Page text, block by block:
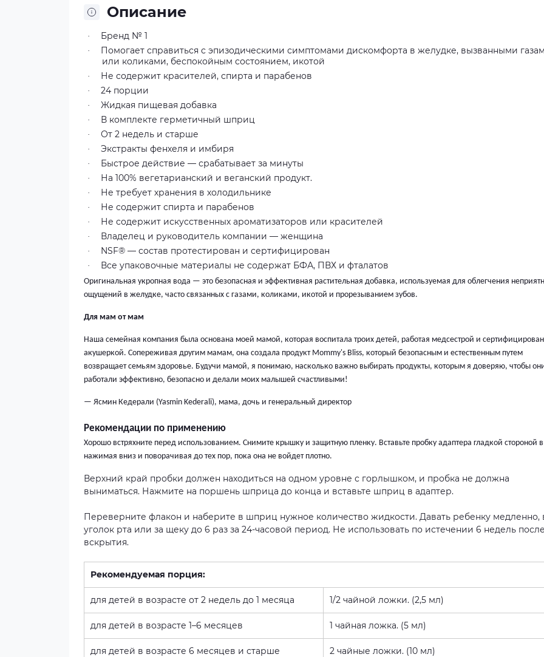
Описание
· Бренд № 1
·
Помогает справиться с эпизодическими симптомами дискомфорта в желудке, вызванными
или коликами, беспокойным состоянием, икотой
· Не содержит красителей, спирта и парабенов
· 24 порции
· Жидкая пищевая добавка
· В комплекте герметичный шприц
· От 2 недель и старше
· Экстракты фенхеля и имбиря
· Быстрое действие — срабатывает за минуты
· На 100% вегетарианский и веганский продукт.
· Не требует хранения в холодильнике
· Не содержит спирта и парабенов
· Не содержит искусственных ароматизаторов или красителей
· Владелец и руководитель компании — женщина
· NSF® — состав протестирован и сертифицирован
· Все упаковочные материалы не содержат БФА, ПВХ и фталатов
Оригинальная укропная вода — это безопасная и эффективная растительная добавка, используемая для облегчения
ощущений в желудке, часто связанных с газами, коликами, икотой и прорезыванием зубов.
Для мам от мам
Наша семейная компания была основана моей мамой, которая воспитала троих детей, работая медсестрой и
акушеркой. Сопереживая другим мамам, она создала продукт Mommy's Bliss, который безопасным и естественным путем
возвращает семьям здоровье. Будучи мамой, я понимаю, насколько важно выбирать продукты, которым я доверяю, чтобы
работали эффективно, безопасно и делали моих малышей счастливыми!
— Ясмин Кедерали (Yasmin Kederali), мама, дочь и генеральный директор
Рекомендации по применению
Хорошо встряхните перед использованием. Снимите крышку и защитную пленку. Вставьте пробку адаптера гладкой стороной
нажимая вниз и поворачивая до тех пор, пока она не войдет плотно.
Верхний край пробки должен находиться на одном уровне с горлышком, и пробка не должна
выниматься. Нажмите на поршень шприца до конца и вставьте шприц в адаптер.
Переверните флакон и наберите в шприц нужное количество жидкости. Давать ребенку медленно,
уголок рта или за щеку до 6 раз за 24-часовой период. Не использовать по истечении 6 недель
вскрытия.
Рекомендуемая порция:
для детей в возрасте от 2 недель до 1 месяца 1/2 чайной ложки. (2,5 мл)
для детей в возрасте 1–6 месяцев 1 чайная ложка. (5 мл)
для детей в возрасте 6 месяцев и старше 2 чайные ложки. (10 мл)